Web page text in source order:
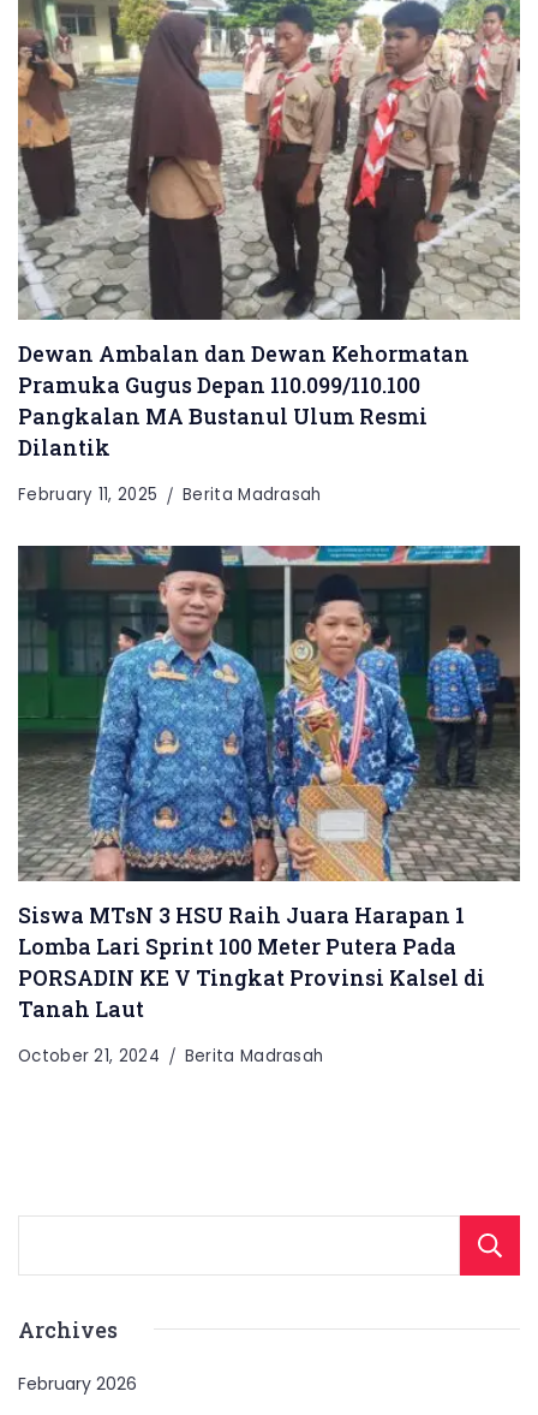
Dewan Ambalan dan Dewan Kehormatan
Pramuka Gugus Depan 110.099/110.100
Pangkalan MA Bustanul Ulum Resmi
Dilantik
February 11, 2025 Berita Madrasah
Siswa MTsN 3 HSU Raih Juara Harapan 1
Lomba Lari Sprint 100 Meter Putera Pada
PORSADIN KE V Tingkat Provinsi Kalsel di
Tanah Laut
October 21, 2024 Berita Madrasah
Archives
February 2026